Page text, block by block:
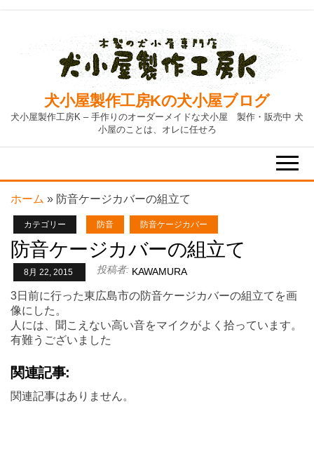
content
犬小屋製作工房Kの犬小屋ブログ
犬小屋製作工房K – 手作りのオーダーメイドな犬小屋 製作・販売中 犬
小屋のことは、オレに任せろ
ホーム » 防音ケージカバーの組立て
カテゴリー 防音 防音ケージカバー
防音ケージカバーの組立て
8月 22, 2015 投稿者: KAWAMURA
3日前に行った東広島市の防音ケージカバーの組立てを画
像にした。
人には、聞こえない高い音をマイクがよく拾っています。
有難うございました
関連記事:
関連記事はありません。